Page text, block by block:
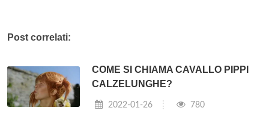
Post correlati:
COME SI CHIAMA CAVALLO PIPPI
CALZELUNGHE?
2022-01-26 780